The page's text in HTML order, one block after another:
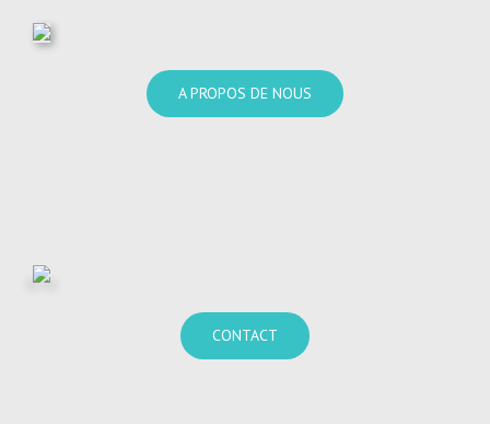
A PROPOS DE NOUS
CONTACT